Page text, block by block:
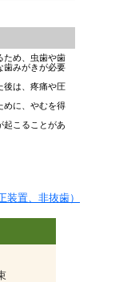
ため、虫歯や歯
歯みがきが必要
後は、疼痛や圧
めに、やむを得
起こることがあ
装置、非抜歯）